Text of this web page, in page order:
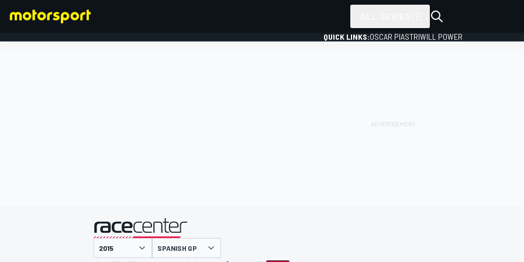
QUICK LINKS:OSCAR PIASTRIWILL POWER
presented by
SPANISH GP